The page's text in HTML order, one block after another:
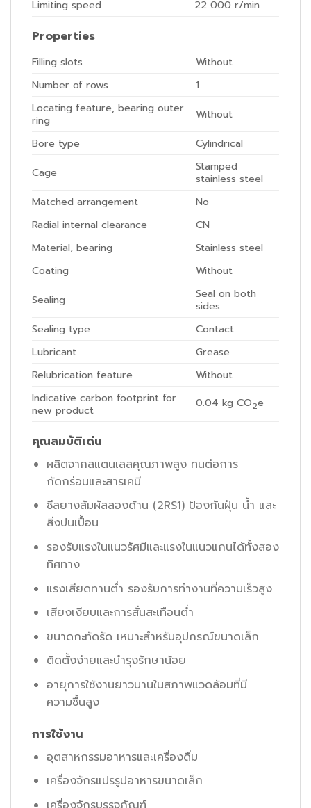
Limiting speed 22 000 r/min
Properties
Filling slots
Without
Number of rows
1
Locating feature, bearing outer
ring
Without
Bore type
Cylindrical
Cage
Stamped
stainless steel
Matched arrangement
No
Radial internal clearance
CN
Material, bearing
Stainless steel
Coating
Without
Sealing
Seal on both
sides
Sealing type
Contact
Lubricant
Grease
Relubrication feature
Without
Indicative carbon footprint for
new product
0.04 kg CO2e
คุณสมบัติเด่น
ผลิตจากสแตนเลสคุณภาพสูง ทนต่อการ
กัดกร่อนและสารเคมี
ซีลยางสัมผัสสองด้าน (2RS1) ป้องกันฝุ่น น้ำ และ
สิ่งปนเปื้อน
รองรับแรงในแนวรัศมีและแรงในแนวแกนได้ทั้งสอง
ทิศทาง
แรงเสียดทานต่ำ รองรับการทำงานที่ความเร็วสูง
เสียงเงียบและการสั่นสะเทือนต่ำ
ขนาดกะทัดรัด เหมาะสำหรับอุปกรณ์ขนาดเล็ก
ติดตั้งง่ายและบำรุงรักษาน้อย
อายุการใช้งานยาวนานในสภาพแวดล้อมที่มี
ความชื้นสูง
การใช้งาน
อุตสาหกรรมอาหารและเครื่องดื่ม
เครื่องจักรแปรรูปอาหารขนาดเล็ก